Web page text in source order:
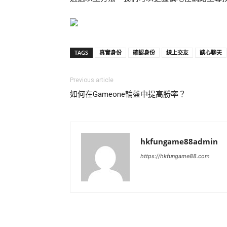
TAGS 真實身份 確認身份 線上交友 談心聊天
Previous article
如何在Gameone輪盤中提高勝率？
hkfungame88admin
https://hkfungame88.com